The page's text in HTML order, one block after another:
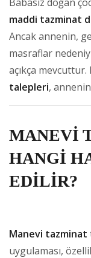
maddi tazminat
Ancak annenin,
masraflar
açıkça
talepleri,
MANEVİ
HANGİ
EDİLİR?
Manevi tazminat
uygulaması,